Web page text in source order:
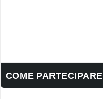
COME PARTECIPARE